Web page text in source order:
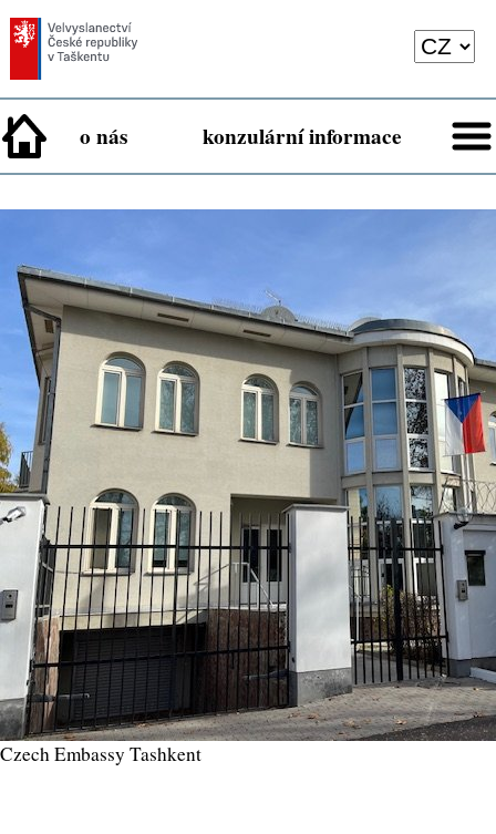
o nás konzulární informace
Czech Embassy Tashkent